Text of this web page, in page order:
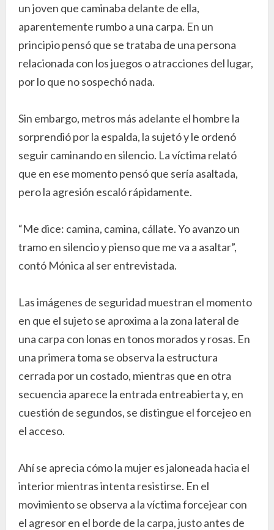
un joven que caminaba delante de ella,
aparentemente rumbo a una carpa. En un
principio pensó que se trataba de una persona
relacionada con los juegos o atracciones del lugar,
por lo que no sospechó nada.
Sin embargo, metros más adelante el hombre la
sorprendió por la espalda, la sujetó y le ordenó
seguir caminando en silencio. La víctima relató
que en ese momento pensó que sería asaltada,
pero la agresión escaló rápidamente.
“Me dice: camina, camina, cállate. Yo avanzo un
tramo en silencio y pienso que me va a asaltar”,
contó Mónica al ser entrevistada.
Las imágenes de seguridad muestran el momento
en que el sujeto se aproxima a la zona lateral de
una carpa con lonas en tonos morados y rosas. En
una primera toma se observa la estructura
cerrada por un costado, mientras que en otra
secuencia aparece la entrada entreabierta y, en
cuestión de segundos, se distingue el forcejeo en
el acceso.
Ahí se aprecia cómo la mujer es jaloneada hacia el
interior mientras intenta resistirse. En el
movimiento se observa a la víctima forcejear con
el agresor en el borde de la carpa, justo antes de